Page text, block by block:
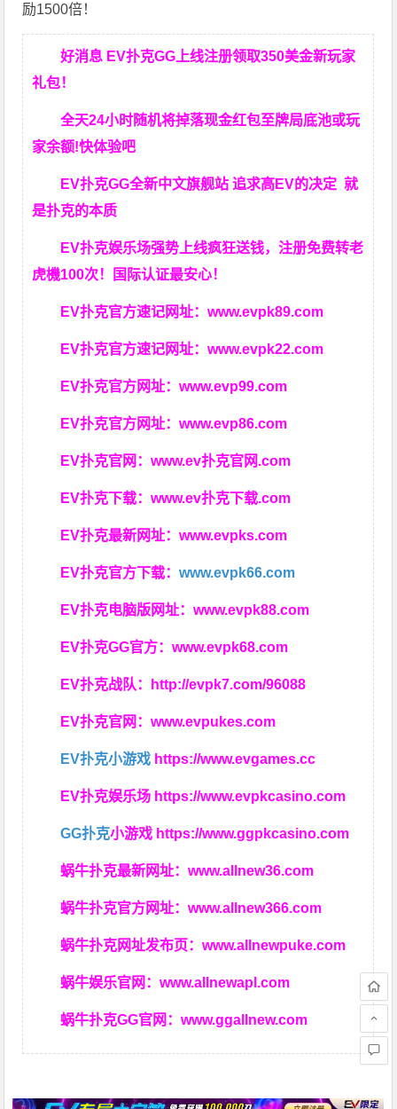
励1500倍！
好消息 EV扑克GG上线注册领取350美金新玩家
礼包！
全天24小时随机将掉落现金红包至牌局底池或玩
家余额!快体验吧
EV扑克GG全新中文旗舰站 追求高EV的决定就
是扑克的本质
EV扑克娱乐场强势上线疯狂送钱，注册免费转老
虎機100次！国际认证最安心！
EV扑克官方速记网址：www.evpk89.com
EV扑克官方速记网址：www.evpk22.com
EV扑克官方网址：www.evp99.com
EV扑克官方网址：www.evp86.com
EV扑克官网：www.ev扑克官网.com
EV扑克下载：www.ev扑克下载.com
EV扑克最新网址：www.evpks.com
EV扑克官方下载：www.evpk66.com
EV扑克电脑版网址：www.evpk88.com
EV扑克GG官方：www.evpk68.com
EV扑克战队： http://evpk7.com/96088
EV扑克官网：www.evpukes.com
EV扑克小游戏 https://www.evgames.cc
EV扑克娱乐场 https://www.evpkcasino.com
GG扑克小游戏 https://www.ggpkcasino.com
蜗牛扑克最新网址：www.allnew36.com
蜗牛扑克官方网址：www.allnew366.com
蜗牛扑克网址发布页：www.allnewpuke.com
蜗牛娱乐官网：www.allnewapl.com
蜗牛扑克GG官网：www.ggallnew.com